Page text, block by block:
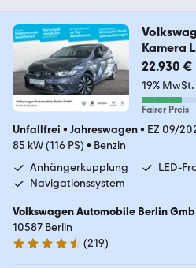
Kamera
22.930 €
19% MwSt.
Fairer Preis
Unfallfrei • Jahreswagen• EZ 09/
85 kW (116 PS) • Benzin
Anhängerkupplung
LED-
Navigationssystem
Volkswagen Automobile Berlin
10587 Berlin
4.6 Sterne
(219)